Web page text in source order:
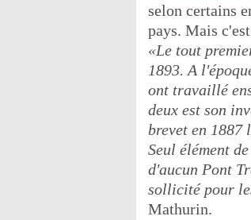
selon certains
pays. Mais
«Le tout
1893. A
ont travaillé
deux est son
brevet en 1887
Seul élément
d'aucun Pont
sollicité pour
Mathurin.